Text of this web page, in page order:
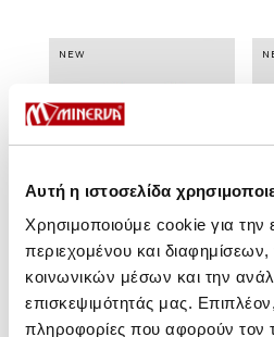
Αυτή η ιστοσελίδα
Χρησιμοποιούμε cookie για την
περιεχομένου και
κοινωνικών μέσων και την
επισκεψιμότητάς μας.
πληροφορίες που αφορούν τον
NEW